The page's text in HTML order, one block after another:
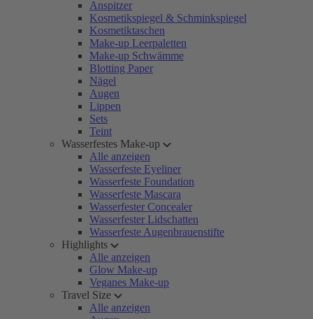
Anspitzer
Kosmetikspiegel & Schminkspiegel
Kosmetiktaschen
Make-up Leerpaletten
Make-up Schwämme
Blotting Paper
Nägel
Augen
Lippen
Sets
Teint
Wasserfestes Make-up
Alle anzeigen
Wasserfeste Eyeliner
Wasserfeste Foundation
Wasserfeste Mascara
Wasserfester Concealer
Wasserfester Lidschatten
Wasserfeste Augenbrauenstifte
Highlights
Alle anzeigen
Glow Make-up
Veganes Make-up
Travel Size
Alle anzeigen